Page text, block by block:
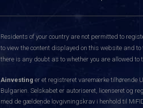
Residents of your country are not permitted to
to view the content displayed on this website and
there is any doubt as to whether you are allowed
Ainvesting er et registreret varemærke tilhørende
Bulgarien. Selskabet er autoriseret, licenseret og
med de gældende lovgivningskrav i henhold til